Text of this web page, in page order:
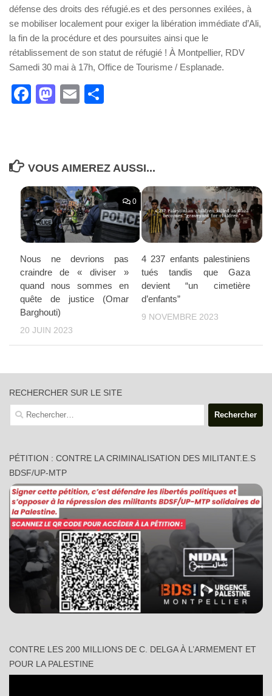
défense des droits des réfugié.es et des personnes exilées, à
se mobiliser localement pour exiger la libération immédiate d’Ali,
la fin de la procédure et des poursuites ainsi que le
rétablissement de son statut de réfugié ! À Montpellier, RDV
Samedi 30 mai à 17h, Office de Tourisme / Esplanade.
Facebook
Mastodon
Email
VOUS AIMEREZ AUSSI...
0
Nous ne devrions pas
craindre de « diviser »
quand nous sommes en
quête de justice (Omar
Barghouti)
20 JUIN 2023
4 237 enfants palestiniens
tués tandis que Gaza
devient “un cimetière
d’enfants”
9 NOVEMBRE 2023
RECHERCHER SUR LE SITE
Rechercher :
PÉTITION : CONTRE LA CRIMINALISATION DES MILITANT.E.S
BDSF/UP-MTP
CONTRE LES 200 MILLIONS DE C. DELGA À L’ARMEMENT ET
POUR LA PALESTINE